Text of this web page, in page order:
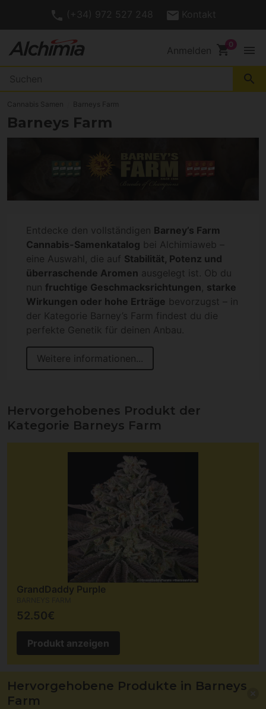
(+34) 972 527 248 Kontakt
Anmelden shopping_cart menu
search
Cannabis Samen Barneys Farm
Barneys Farm
Entdecke den vollständigen Barney’s Farm
Cannabis-Samenkatalog bei Alchimiaweb –
eine Auswahl, die auf Stabilität, Potenz und
überraschende Aromen ausgelegt ist. Ob du
nun fruchtige Geschmacksrichtungen, starke
Wirkungen oder hohe Erträge bevorzugst – in
der Kategorie Barney’s Farm findest du die
perfekte Genetik für deinen Anbau.
Weitere informationen...
Hervorgehobenes Produkt der
Kategorie Barneys Farm
GrandDaddy Purple
52.50€
Produkt anzeigen
Hervorgehobene Produkte in Barneys
Farm